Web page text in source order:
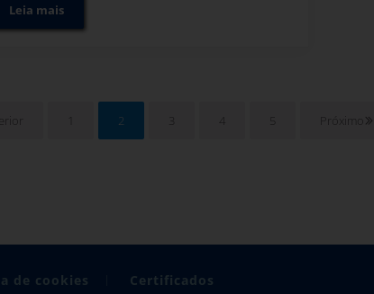
alimentar
Leia maisInstruções para garantir a qualidade do vapor industrial
Página
2 Página
4 Próximo
de cookies Certificados